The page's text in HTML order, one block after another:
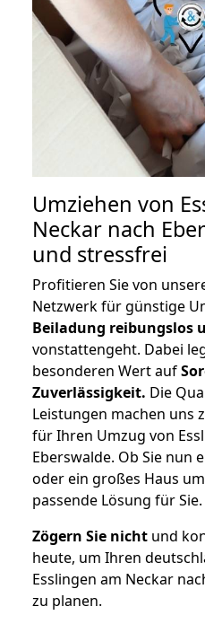
Umziehen von
Neckar nach
und stressfrei
Profitieren Sie von
Netzwerk für günstige
Beiladung reibungslos
vonstattengeht. Dabei
besonderen Wert auf
Zuverlässigkeit. Die
Leistungen machen uns
für Ihren Umzug von
Eberswalde. Ob Sie nun
oder ein großes Haus
passende Lösung für Sie.
Zögern Sie nicht und
heute, um Ihren
Esslingen am Neckar
zu planen.